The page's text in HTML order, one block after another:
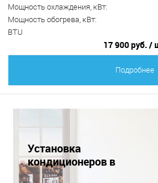
Мощность охлаждения, кВт:
Мощность обогрева, кВт:
BTU
17 900 руб. /
Подробнее
Установка
кондиционеров в
Краснодаре